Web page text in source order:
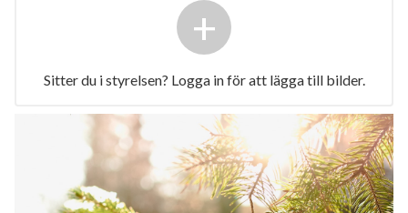
+
Sitter du i styrelsen? Logga in för att lägga till bilder.